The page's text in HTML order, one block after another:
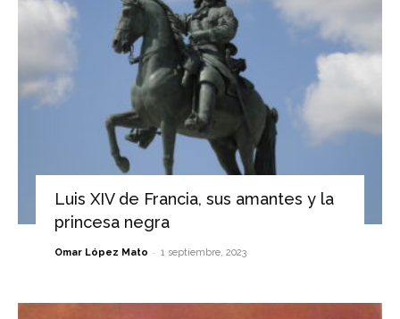
Luis XIV de Francia, sus amantes y la
princesa negra
Omar López Mato - 1 septiembre, 2023